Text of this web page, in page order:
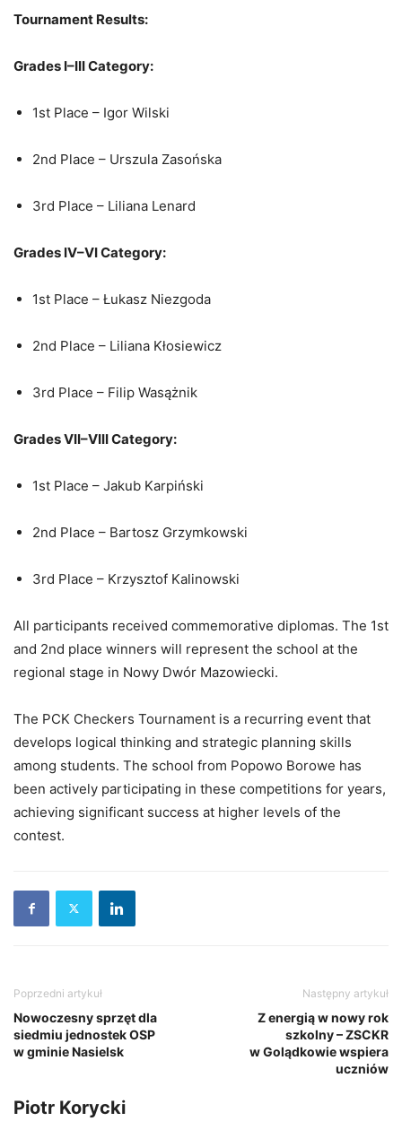
Tournament Results:
Grades I–III Category:
1st Place – Igor Wilski
2nd Place – Urszula Zasońska
3rd Place – Liliana Lenard
Grades IV–VI Category:
1st Place – Łukasz Niezgoda
2nd Place – Liliana Kłosiewicz
3rd Place – Filip Wasążnik
Grades VII–VIII Category:
1st Place – Jakub Karpiński
2nd Place – Bartosz Grzymkowski
3rd Place – Krzysztof Kalinowski
All participants received commemorative diplomas. The 1st
and 2nd place winners will represent the school at the
regional stage in Nowy Dwór Mazowiecki.
The PCK Checkers Tournament is a recurring event that
develops logical thinking and strategic planning skills
among students. The school from Popowo Borowe has
been actively participating in these competitions for years,
achieving significant success at higher levels of the
contest.
Poprzedni artykuł
Nowoczesny sprzęt dla
siedmiu jednostek OSP
w gminie Nasielsk
Następny artykuł
Z energią w nowy rok
szkolny – ZSCKR
w Golądkowie wspiera
uczniów
Piotr Korycki